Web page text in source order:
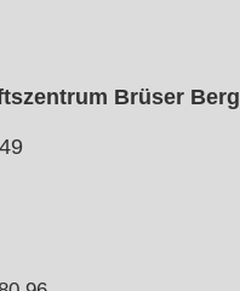
Brüser Berg